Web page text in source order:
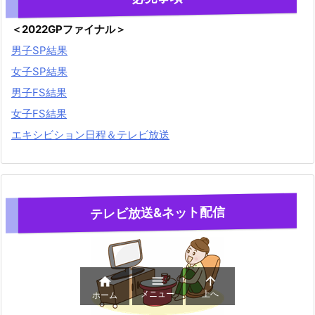
＜2022GPファイナル＞
男子SP結果
女子SP結果
男子FS結果
女子FS結果
エキシビション日程＆テレビ放送
テレビ放送&ネット配信

ホーム

メニュー

上へ